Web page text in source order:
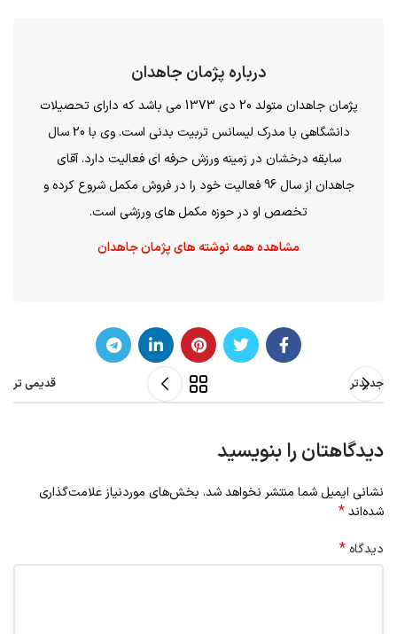
درباره پژمان جاهدان
پژمان جاهدان متولد 20 دی 1373 می باشد که دارای تحصیلات
دانشگاهی با مدرک لیسانس تربیت بدنی است. وی با 20 سال
سابقه درخشان در زمینه ورزش حرفه ای فعالیت دارد. آقای
جاهدان از سال 96 فعالیت خود را در فروش مکمل شروع کرده و
تخصص او در حوزه مکمل های ورزشی است.
مشاهده همه نوشته های پژمان جاهدان
جدیدتر قدیمی تر
دیدگاهتان را بنویسید
نشانی ایمیل شما منتشر نخواهد شد. بخش‌های موردنیاز علامت‌گذاری
شده‌اند*
دیدگاه *